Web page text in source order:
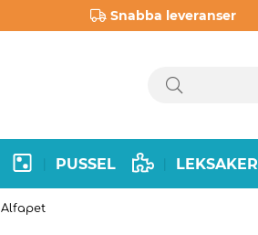
Snabba leveranser
PUSSEL LEKSAKER
Alfapet